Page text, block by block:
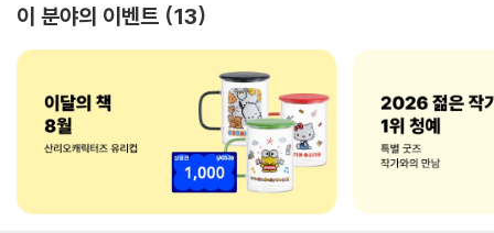
이 분야의 이벤트 13